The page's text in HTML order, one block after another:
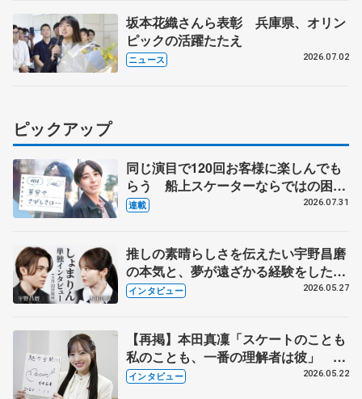
坂本花織さんら表彰 兵庫県、オリン
ピックの活躍たたえ
ニュース 2026.07.02
ピックアップ
同じ演目で120回お客様に楽しんでも
らう 船上スケーターならではの困難
とは 影響あったPIW前キャプテン松
連載 2026.07.31
推しの素晴らしさを伝えたい宇野昌磨
の本気と、夢が遠ざかる経験をした本
田真凜の覚悟
インタビュー 2026.05.27
【再掲】本田真凜「スケートのことも
私のことも、一番の理解者は彼」 引
退時の単独インタビューで語った競技
インタビュー 2026.05.22